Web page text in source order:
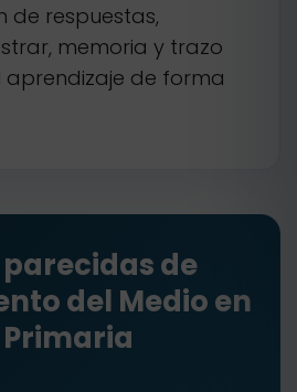
de respuestas,
memoria y trazo
de forma
parecidas de
del Medio en
Primaria